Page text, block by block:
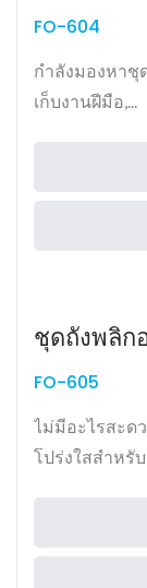
FO-604
กำลังมองหาชุ
เก็บงานฝีมือ,...
ชุดถังพลิก
FO-605
ไม่มีอะไรสะด
โปร่งใสสำหรับ